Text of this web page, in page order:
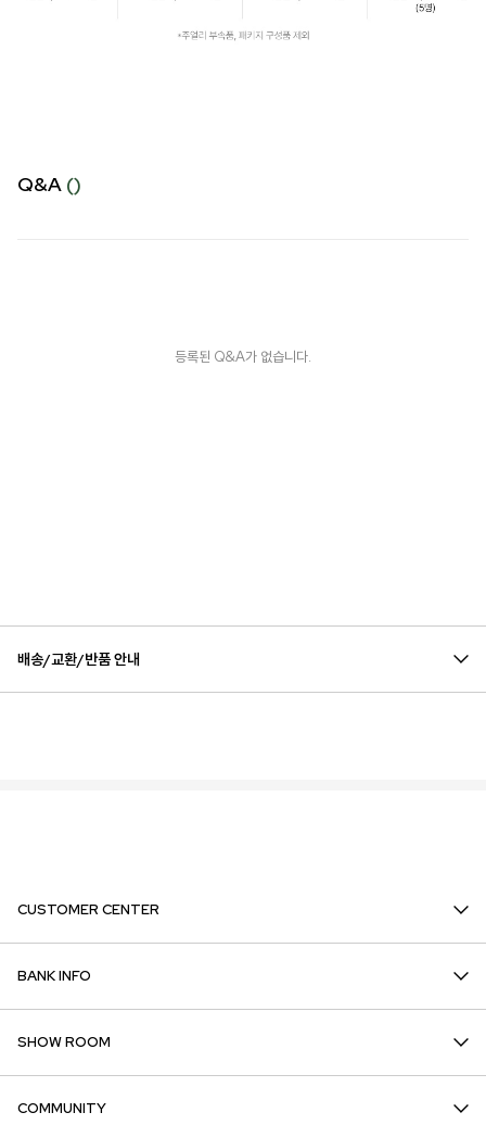
Q&A ()
등록된 Q&A가 없습니다.
배송/교환/반품 안내
CUSTOMER CENTER
BANK INFO
SHOW ROOM
COMMUNITY